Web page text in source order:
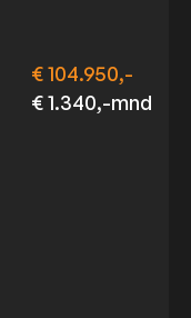
€ 104.950,-
€ 1.340,-mnd